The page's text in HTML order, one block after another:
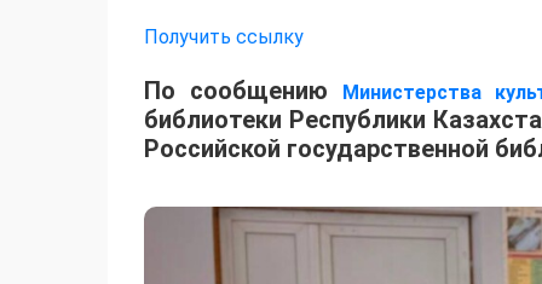
Получить ссылку
​По сообщению Министерства
библиотеки Республики
Российской государственной